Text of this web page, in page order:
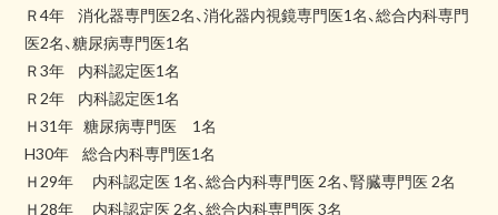
Ｒ4年 消化器専門医2名、消化器内視鏡専門医1名、総合内科専門
医2名、糖尿病専門医1名
Ｒ3年 内科認定医1名
Ｒ2年 内科認定医1名
Ｈ31年 糖尿病専門医 1名
H30年 総合内科専門医1名
Ｈ29年 内科認定医 1名、総合内科専門医 2名、腎臓専門医 2名
Ｈ28年 内科認定医 2名、総合内科専門医 3名